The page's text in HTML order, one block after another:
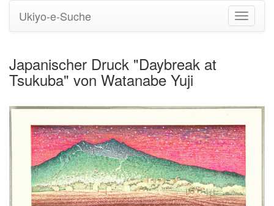
Ukiyo-e-Suche
Japanischer Druck "Daybreak at
Tsukuba" von Watanabe Yuji